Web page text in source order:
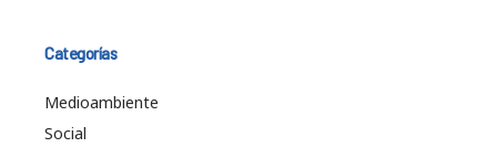
Categorías
Medioambiente
Social